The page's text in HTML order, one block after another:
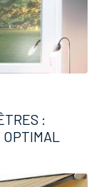
:
OPTIMAL